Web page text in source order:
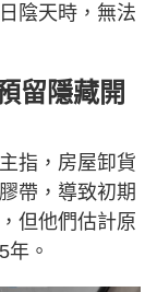
陰天時，無法
留隱藏開
指，房屋卸貨
帶，導致初期
但他們估計原
。